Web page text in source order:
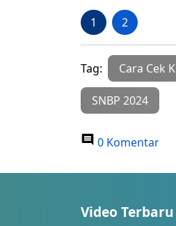
1 2
Tag: Cara Cek
SNBP 2024
0 Komentar
Video Terbaru